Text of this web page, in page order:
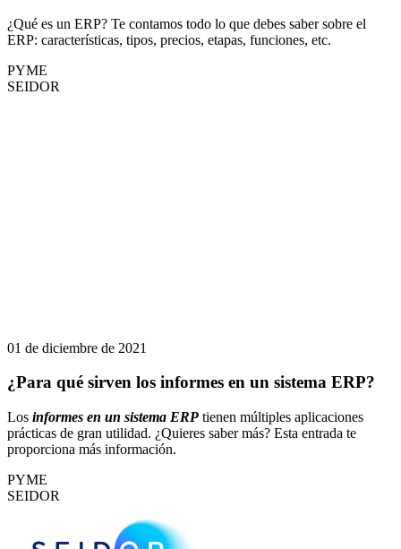
¿Qué es un ERP? Te contamos todo lo que debes saber sobre el
ERP: características, tipos, precios, etapas, funciones, etc.
PYME
SEIDOR
01 de diciembre de 2021
¿Para qué sirven los informes en un sistema ERP?
Los informes en un sistema ERP tienen múltiples aplicaciones
prácticas de gran utilidad. ¿Quieres saber más? Esta entrada te
proporciona más información.
PYME
SEIDOR